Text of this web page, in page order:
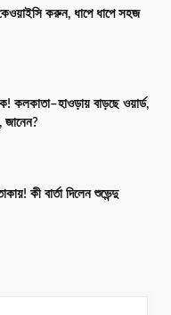
করুন, ধাপে ধাপে সহজ
কলকাতা–হাওড়ায় বাড়ছে ওয়ার্ড,
জানেন?
কী বার্তা দিলেন শুভেন্দু